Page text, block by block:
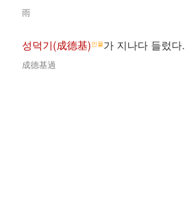
雨
성덕기(成德基)인물가 지나다 들렀다.
成德基過